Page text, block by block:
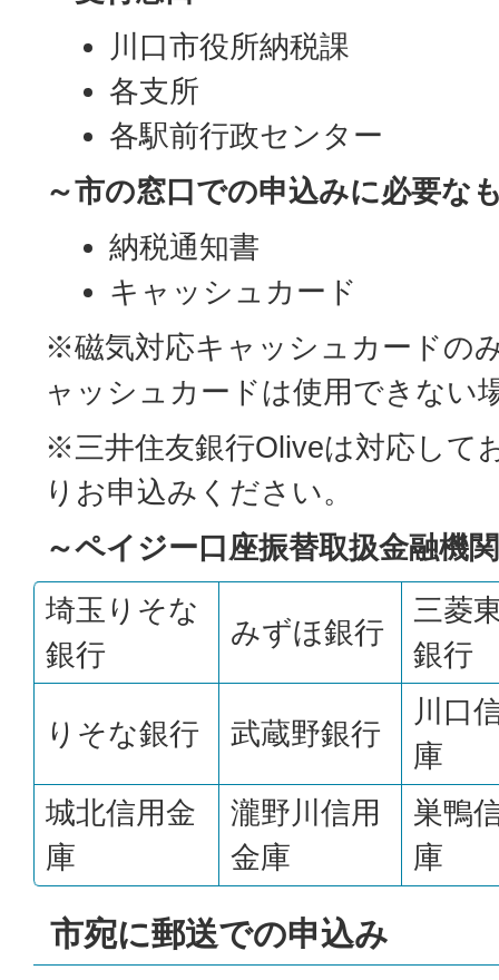
川口市役所納税課
各支所
各駅前行政センター
～市の窓口での申込みに必要な
納税通知書
キャッシュカード
※磁気対応キャッシュカードの
ャッシュカードは使用できない
※三井住友銀行Oliveは対応して
りお申込みください。
～ペイジー口座振替取扱金融機
埼玉りそな
銀行
みずほ銀行
三菱
銀行
りそな銀行 武蔵野銀行
川口
庫
城北信用金
庫
瀧野川信用
金庫
巣鴨
庫
市宛に郵送での申込み